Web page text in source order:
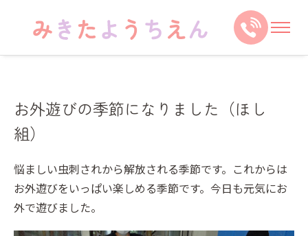
お外遊びの季節になりました（ほし
組）
悩ましい虫刺されから解放される季節です。これからは
お外遊びをいっぱい楽しめる季節です。今日も元気にお
外で遊びました。